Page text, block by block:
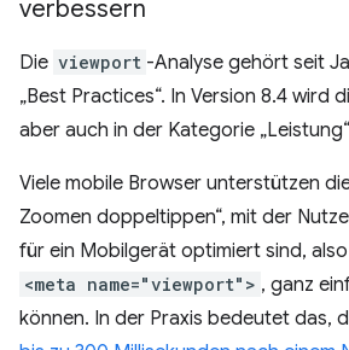
verbessern
Die viewport -Analyse gehört seit
„Best Practices“. In Version 8.4 wird
aber auch in der Kategorie
Viele mobile Browser unterstützen
Zoomen doppeltippen“, mit der
für ein Mobilgerät optimiert sind,
<meta name="viewport"> , ganz
können. In der Praxis bedeutet das,